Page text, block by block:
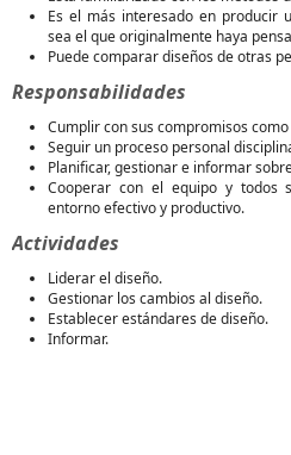
Es el más interesado en producir
sea el que originalmente haya
Puede comparar diseños de otras
Responsabilidades
Cumplir con sus compromisos
Seguir un proceso personal
Planificar, gestionar e informar
Cooperar con el equipo y todos
entorno efectivo y productivo.
Actividades
Liderar el diseño.
Gestionar los cambios al diseño.
Establecer estándares de diseño.
Informar.